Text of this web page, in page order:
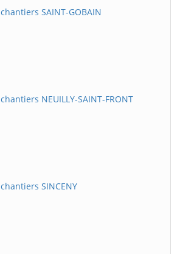
SAINT-GOBAIN
NEUILLY-SAINT-FRONT
SINCENY